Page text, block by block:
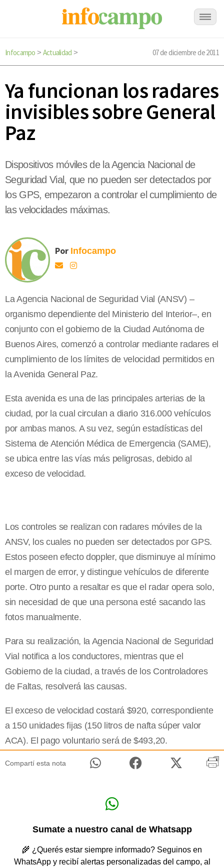
Infocampo > Actualidad > 07 de diciembre de 2011
Ya funcionan los radares
invisibles sobre General
Paz
Dispositivos móviles de la Agencia Nacional de
Seguridad Vial, que no pueden ser detectados por
los GPS, empezaron a controlar el cumplimiento de
las velocidades máximas.
Por Infocampo
La Agencia Nacional de Seguridad Vial (ANSV) –
organismo dependiente del Ministerio del Interior–, en
conjunto con el gobierno de la Ciudad Autónoma de
Buenos Aires, comenzó a controlar mediante radares el
cumplimiento de los límites de velocidad permitidos en
la Avenida General Paz.
Esta avenida es una de las principales arterias de la
ciudad, por la cual circulan a diario 316.000 vehículos
por ambas manos. A su vez, según estadísticas del
Sistema de Atención Médica de Emergencia (SAME),
se ubica entre las vías más peligrosas, debido al
exceso de velocidad.
Los controles se realizan con radares móviles de la
ANSV, los cuales no pueden ser detectados por GPS.
Estos poseen efecto doppler, que disminuye al mínimo
el margen de error, y distingue vehículos de diferente
porte. Otro punto a resaltar es que el radar opera solo,
sin necesidad de que una persona esté sacando las
fotos manualmente.
Para su realización, la Agencia Nacional de Seguridad
Vial notifica a los conductores, mientras que el
Gobierno de la ciudad, a través de los Controladores
de Faltas, resolverá las causas.
El exceso de velocidad costará $920, correspondiente
a 150 unidades fijas (150 litros de nafta súper valor
ACA). El pago voluntario será de $493,20.
Compartí esta nota
Sumate a nuestro canal de Whatsapp
🌾 ¿Querés estar siempre informado? Seguinos en
WhatsApp y recibí alertas personalizadas del campo, al